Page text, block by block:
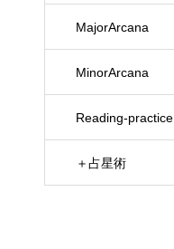
MajorArcana
MinorArcana
Reading-practice
＋占星術